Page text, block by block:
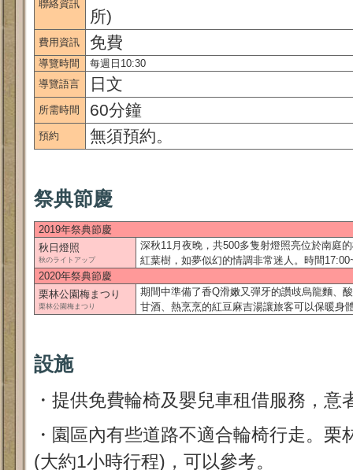
聯絡資訊
所)
費用資訊 免費
導覽時間
每週日10:30
導覽語言
日文
所需時間 60分鐘
預約 無須預約。
祭典節慶
2019年祭典節慶
秋日燈照
秋のライトアップ
深秋11月夜晚，共500多隻射燈照亮位於南庭
紅葉樹，如夢似幻的情調非常迷人。時間
2020年祭典節慶
栗林公園梅まつり
栗林公園梅まつり
期間中準備了香Q滑嫩又彈牙的讚歧烏龍麵、
甘酒、熱烹烹的紅豆麻吉湯讓旅客可以保暖身
設施
・提供免費輪椅及嬰兒車租借服務，意
・園區內有些道路不適合輪椅行走。
(大約1小時行程)，可以參考。